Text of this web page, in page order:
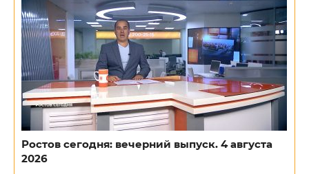
Ростов сегодня: вечерний выпуск. 4 августа
2026